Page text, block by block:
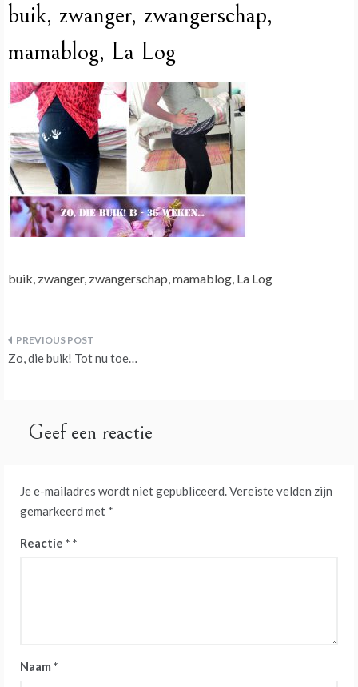
buik, zwanger, zwangerschap,
mamablog, La Log
buik, zwanger, zwangerschap, mamablog, La Log
Bericht
Zo, die buik! Tot nu toe…
Geef een reactie
Je e-mailadres wordt niet gepubliceerd.Vereiste velden zijn
gemarkeerd met *
Reactie *
Naam *